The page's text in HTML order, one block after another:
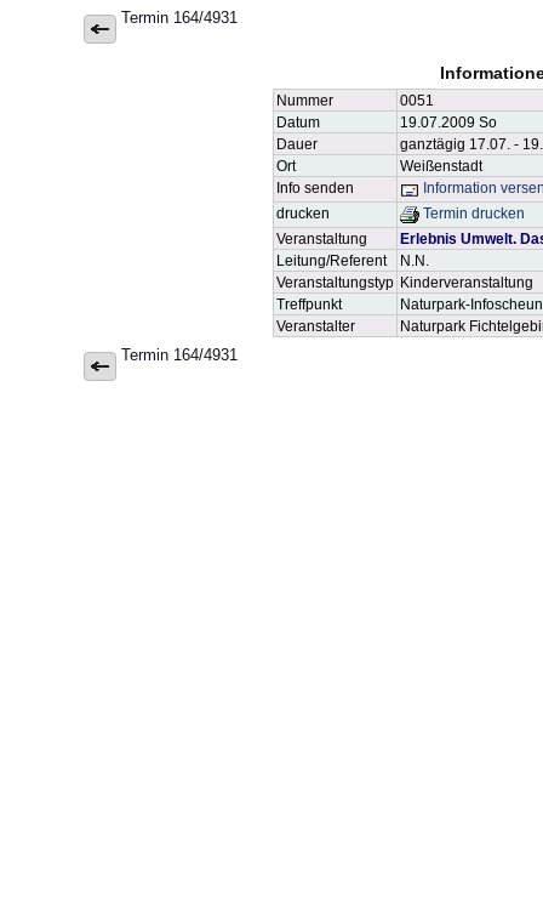
Termin 164/4931
Nummer
0051
Datum
19.07.2009 So
Dauer
ganztägig 17.07. -
Ort
Weißenstadt
Info senden
Information
drucken
Termin drucken
Veranstaltung
Erlebnis Umwelt.
Leitung/Referent
N.N.
Veranstaltungstyp Kinderveranstaltung
Treffpunkt
Naturpark-
Veranstalter
Naturpark
Termin 164/4931